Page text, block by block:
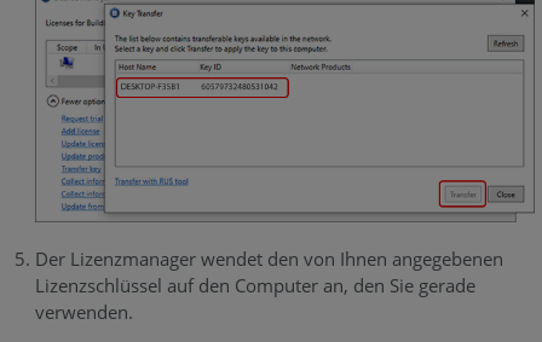
Der Lizenzmanager wendet den von Ihnen angegebenen
Lizenzschlüssel auf den Computer an, den Sie gerade
verwenden.